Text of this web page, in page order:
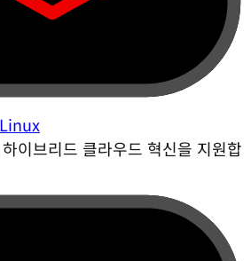
이브리드 클라우드 혁신을 지원합